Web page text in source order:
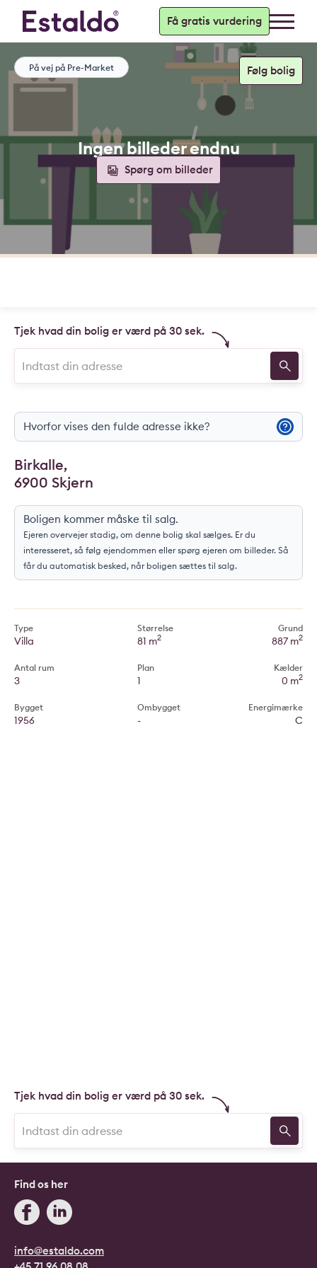
Få gratis vurdering
Ingen billeder endnu
Spørg om billeder
På vej på Pre-Market
Tjek hvad din bolig er værd på 30 sek.
Hvorfor vises den fulde adresse ikke?
Birkalle,
6900 Skjern
Boligen kommer måske til salg.
Ejeren overvejer stadig, om denne bolig skal sælges. Er du
interesseret, så følg ejendommen eller spørg ejeren om billeder. Så
får du automatisk besked, når boligen sættes til salg.
Type
Villa
Antal rum
3
Bygget
1956
Størrelse
81 m2
Plan
1
Ombygget
-
Grund
887 m2
Kælder
0 m2
Energimærke
C
Tjek hvad din bolig er værd på 30 sek.
info@estaldo.com
Find os her